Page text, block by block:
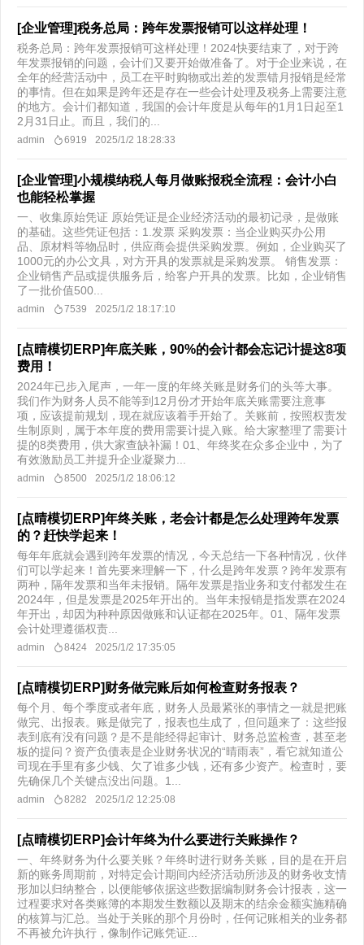
[企业管理]税务总局：跨年发票报销可以这样处理！
税务总局：跨年发票报销可这样处理！2024快要结束了，对于跨
年发票报销的问题，会计们又要开始做准备了。对于企业来说，在
全年的经营活动中，员工在平时购物或出差的发票错月报销是经常
的事情。但在如果是跨年还是存在一些会计处理及税务上需要注意
的地方。会计们都知道，我国的会计年度是从每年的1月1日起至1
2月31日止。而且，我们的...
admin 6919 2025/1/2 18:28:33
[企业管理]小规模纳税人每月做账报税全流程：会计小白
也能轻松掌握
一、收集原始凭证 原始凭证是企业经济活动的最初记录，是做账
的基础。这些凭证包括：1.发票 采购发票：当企业购买办公用
品、原材料等物品时，供应商会提供采购发票。例如，企业购买了
1000元的办公文具，对方开具的发票就是采购发票。 销售发票：
企业销售产品或提供服务后，给客户开具的发票。比如，企业销售
了一批价值500...
admin 7539 2025/1/2 18:17:10
[点晴模切ERP]年底关账，90%的会计都会忘记计提这8项
费用！
2024年已步入尾声，一年一度的年终关账是财务们的头等大事。
我们作为财务人员不能等到12月份才开始年底关账需要注意事
项，应该提前规划，现在就应该着手开始了。关账前，按照权责发
生制原则，属于本年度的费用需要计提入账。给大家整理了需要计
提的8类费用，供大家查缺补漏！01、年终奖在众多企业中，为了
有效激励员工并提升企业凝聚力...
admin 8500 2025/1/2 18:06:12
[点晴模切ERP]年终关账，老会计都是怎么处理跨年发票
的？赶快学起来！
每年年底就会遇到跨年发票的情况，今天总结一下各种情况，伙伴
们可以学起来！首先要来理解一下，什么是跨年发票？跨年发票有
两种，隔年发票和当年未报销。隔年发票是指业务和支付都发生在
2024年，但是发票是2025年开出的。当年未报销是指发票在2024
年开出，却因为种种原因做账和认证都在2025年。01、隔年发票
会计处理遵循权责...
admin 8424 2025/1/2 17:35:05
[点晴模切ERP]财务做完账后如何检查财务报表？
每个月、每个季度或者年底，财务人员最紧张的事情之一就是把账
做完、出报表。账是做完了，报表也生成了，但问题来了：这些报
表到底有没有问题？是不是能经得起审计、财务总监检查，甚至老
板的提问？资产负债表是企业财务状况的“晴雨表”，看它就知道公
司现在手里有多少钱、欠了谁多少钱，还有多少资产。检查时，要
先确保几个关键点没出问题。1...
admin 8282 2025/1/2 12:25:08
[点晴模切ERP]会计年终为什么要进行关账操作？
一、年终财务为什么要关账？年终时进行财务关账，目的是在开启
新的账务周期前，对特定会计期间内经济活动所涉及的财务收支情
形加以归纳整合，以便能够依据这些数据编制财务会计报表，这一
过程要求对各类账簿的本期发生数额以及期末的结余金额实施精确
的核算与汇总。当处于关账的那个月份时，任何记账相关的业务都
不再被允许执行，像制作记账凭证...